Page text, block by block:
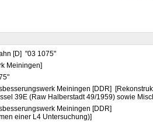
[D] "03 1075"
Meiningen]
Meiningen [DDR]
39E (Raw Halberstadt 49/1959) sowie
Meiningen [DDR]
einer L4 Untersuchung)]